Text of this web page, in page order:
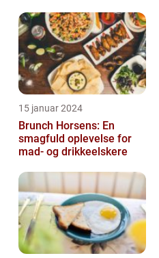
15 januar 2024
Brunch Horsens: En
smagfuld oplevelse for
mad- og drikkeelskere